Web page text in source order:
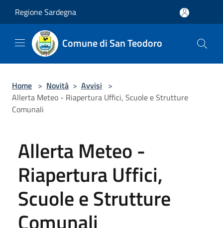
Regione Sardegna
Comune di San Teodoro
Home > Novità > Avvisi >
Allerta Meteo - Riapertura Uffici, Scuole e Strutture
Comunali
Allerta Meteo -
Riapertura Uffici,
Scuole e Strutture